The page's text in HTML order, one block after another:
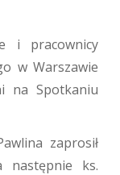
i pracownicy
w Warszawie
na Spotkaniu
zaprosił
następnie ks.